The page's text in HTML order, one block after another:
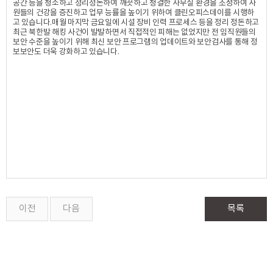
공간 등을 청소하고 정리정돈하여 깨끗하고 청결한 사무실 환경을 조성하여 사
원들의 건강을 증진하고 업무 능률을 높이기 위하여 클린오피스데이를 시행하
고 있습니다.매월 마지막 금요일에 시설 장비 인력 프로세스 등을 정리 정돈하고
최근 북한발 해킹 사건이 발발하면서 직접적인 피해는 없었지만 전 임직원들의
보안 수준을 높이기 위해 최신 보안 프로그램의 업데이트와 보안검사를 통해 정
보보안도 더욱 강화하고 있습니다.
이전 다음 목록